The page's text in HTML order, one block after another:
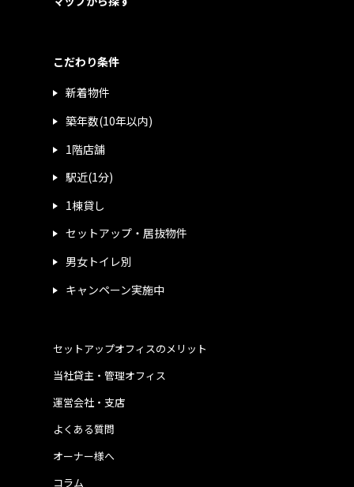
こだわり条件
新着物件
築年数(10年以内)
1階店舗
駅近(1分)
1棟貸し
セットアップ・居抜物件
男女トイレ別
キャンペーン実施中
運営会社・支店
よくある質問
当社貸主・管理オフィス
オーナー様へ
コラム
セットアップオフィスのメリット